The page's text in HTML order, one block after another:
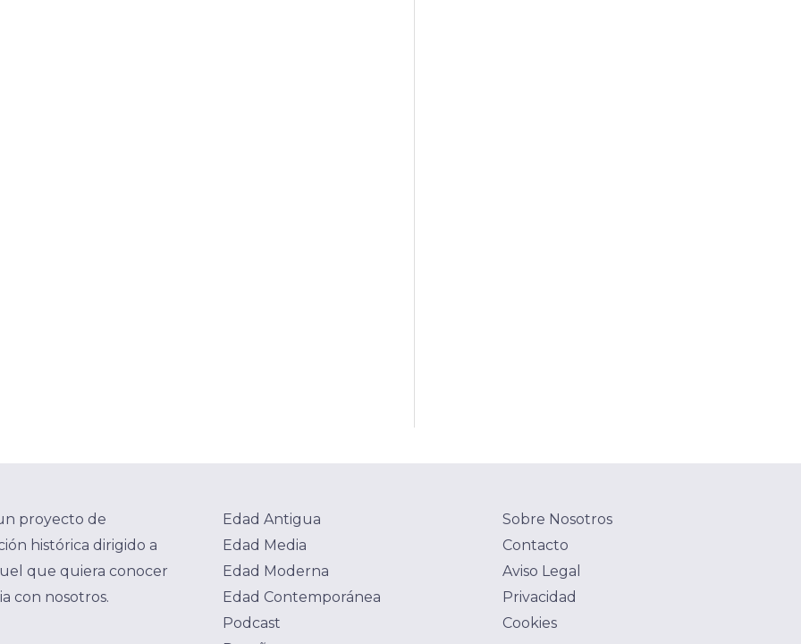
proyecto de
histórica dirigido a
que quiera conocer
con nosotros.
Edad Antigua
Edad Media
Edad Moderna
Edad Contemporánea
Podcast
Sobre Nosotros
Contacto
Aviso Legal
Privacidad
Cookies